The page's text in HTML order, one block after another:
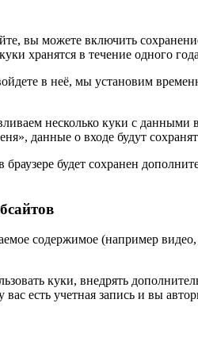
вы можете включить
хранятся в течение одного
в неё, мы установим
несколько куки с
данные о входе будут
будет сохранен
содержимое (например
куки, внедрять
есть учетная запись и вы